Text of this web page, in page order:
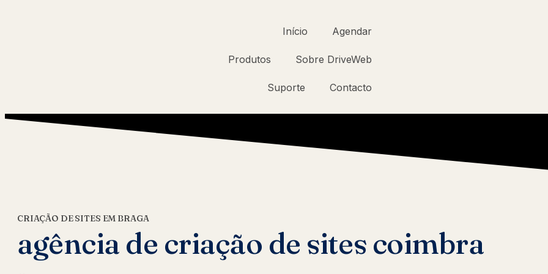
Início Agendar
Produtos Sobre DriveWeb
Suporte Contacto
CRIAÇÃO DE SITES EM BRAGA
agência de criação de sites coimbra